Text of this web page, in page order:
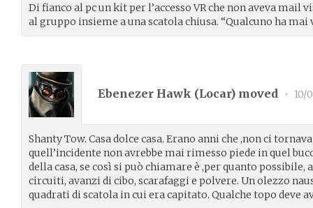
Di fianco al pc un kit per l’accesso VR che non aveva mail
al gruppo insieme a una scatola chiusa. “Qualcuno ha mai
Ebenezer Hawk (Locar) moved • 10/
Shanty Tow. Casa dolce casa. Erano anni che ,non ci
quell’incidente non avrebbe mai rimesso piede in quel
della casa, se così si può chiamare è ,per quanto possibile,
circuiti, avanzi di cibo, scarafaggi e polvere. Un olezzo
quadrati di scatola in cui era capitato. Qualche topo deve